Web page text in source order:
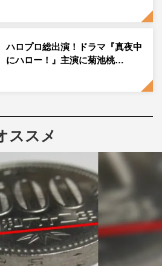
ハロプロ総出演！ドラマ『真夜中
にハロー！』主演に菊池桃…
ススメ